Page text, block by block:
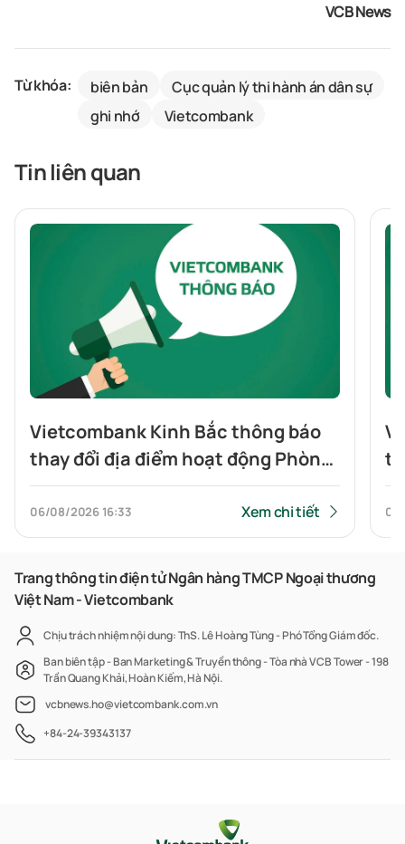
VCB News
Từ khóa: biên bản
Cục quản lý thi hành án dân sự
ghi nhớ
Vietcombank
Tin liên quan
Vietcombank Kinh Bắc thông báo
thay đổi địa điểm hoạt động Phòng
giao dịch Tiên Du
06/08/2026 16:33 Xem chi tiết
Trang thông tin điện tử Ngân hàng TMCP Ngoại thương
Việt Nam - Vietcombank
Chịu trách nhiệm nội dung: ThS. Lê Hoàng Tùng - Phó Tổng Giám đốc.
Ban biên tập - Ban Marketing & Truyền thông - Tòa nhà VCB Tower - 198
Trần Quang Khải, Hoàn Kiếm, Hà Nội.
vcbnews.ho@vietcombank.com.vn
+84-24-39343137